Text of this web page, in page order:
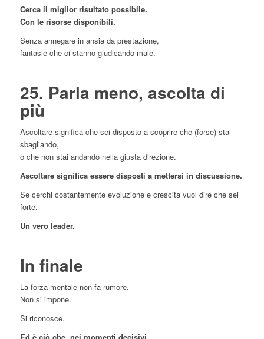
Cerca il miglior risultato possibile.
Con le risorse disponibili.
Senza annegare in ansia da prestazione,
fantasie che ci stanno giudicando male.
25. Parla meno, ascolta di
più
Ascoltare significa che sei disposto a scoprire che (forse) stai
sbagliando,
o che non stai andando nella giusta direzione.
Ascoltare significa essere disposti a mettersi in discussione.
Se cerchi costantemente evoluzione e crescita vuol dire che sei
forte.
Un vero leader.
In finale
La forza mentale non fa rumore.
Non si impone.
Si riconosce.